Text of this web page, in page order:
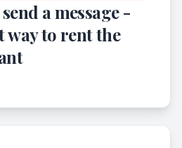
a message -
way to rent the